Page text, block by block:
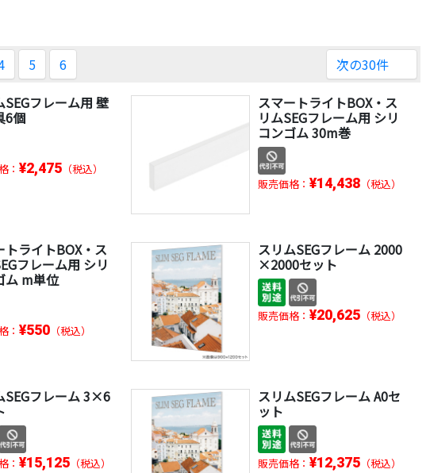
5 6
次の30件
SEGフレーム用 壁
6個
：¥2,475 （税込）
スマートライトBOX・ス
リムSEGフレーム用 シリ
コンゴム 30m巻
販売価格： ¥14,438（税込）
トライトBOX・ス
フレーム用 シリ
ム m単位
：¥550 （税込）
スリムSEGフレーム 2000
×2000セット
販売価格： ¥20,625（税込）
SEGフレーム 3×6
：¥15,125 （税込）
スリムSEGフレーム A0セ
ット
販売価格： ¥12,375（税込）